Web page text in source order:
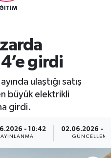
girdi
ulaştığı satış
büyük elektrikli
girdi.
- 10:42 02.06.2026 -
GÜNCELLEME